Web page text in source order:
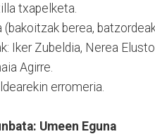
txapelketa.
(bakoitzak berea,
Iker Zubeldia, Nerea
Agirre.
erromeria.
Umeen Eguna